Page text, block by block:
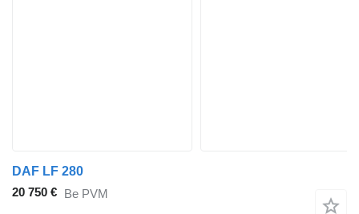
DAF LF 280
20 750 € Be PVM